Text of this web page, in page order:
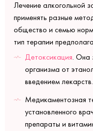
Лечение алкогольной
применять разные
общество и семью
тип терапии
Детоксикация. Она
организма от
введением лекарств.
Медикаментозная
установленного
препараты и